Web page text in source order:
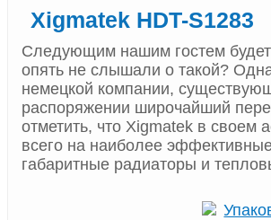
Xigmatek HDT-S1283
Следующим нашим гостем
опять не слышали о такой?
немецкой компании,
распоряжении широчайший
отметить, что Xigmatek в своем
всего на наиболее
габаритные радиаторы и